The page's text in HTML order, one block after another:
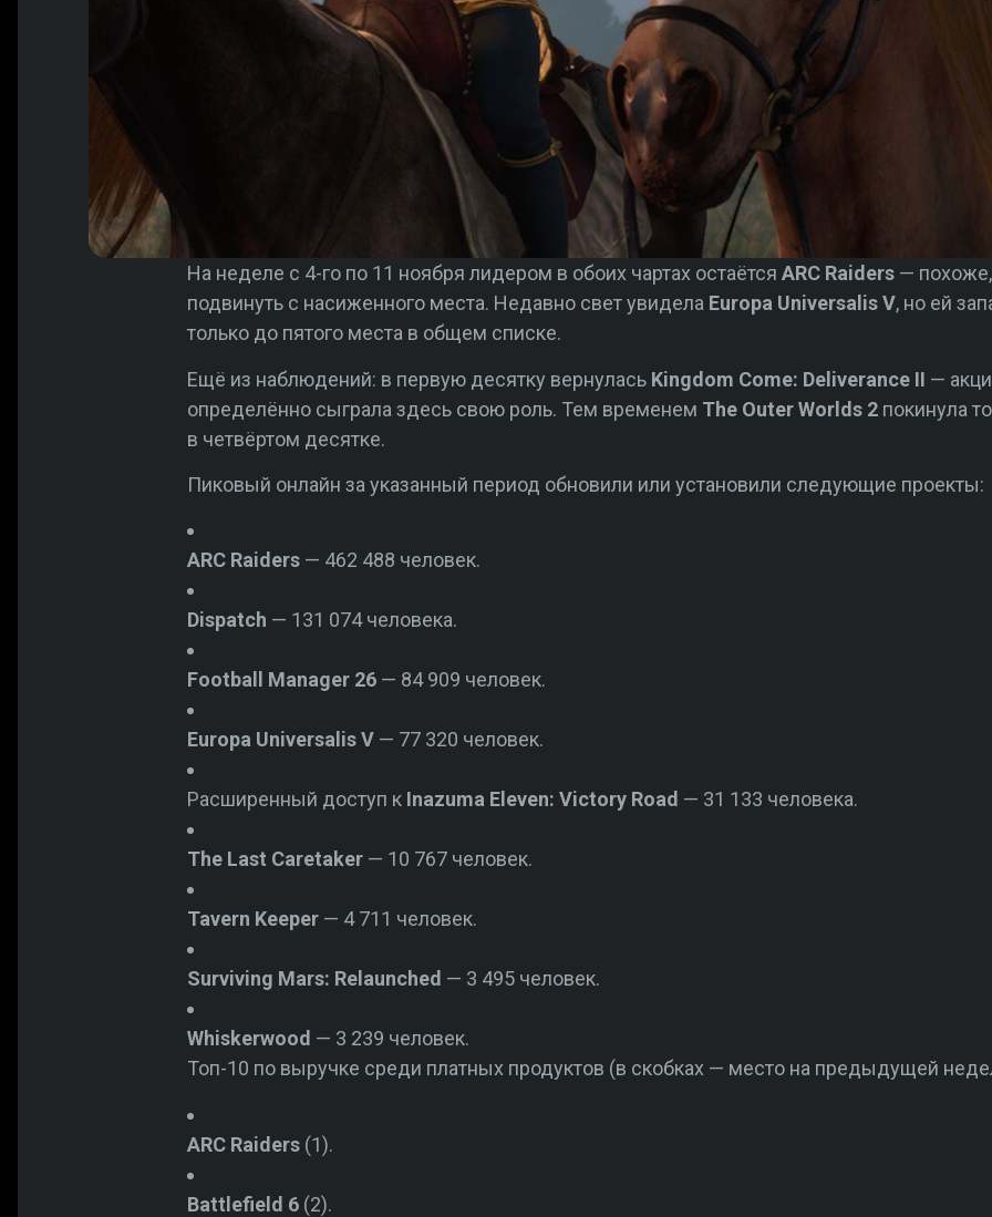
На неделе с 4-го по 11 ноября лидером в обоих чартах остаётся ARC Raiders— похоже,
подвинуть с насиженного места. Недавно свет увидела Europa Universalis V, но ей
только до пятого места в общем списке.
Ещё из наблюдений: в первую десятку вернулась Kingdom Come: Deliverance II —
определённо сыграла здесь свою роль. Тем временем The Outer Worlds 2покинула
в четвёртом десятке.
Пиковый онлайн за указанный период обновили или установили следующие проекты:
ARC Raiders — 462 488 человек.
Dispatch — 131 074 человека.
Football Manager 26— 84 909 человек.
Europa Universalis V— 77 320 человек.
Расширенный доступ к Inazuma Eleven: Victory Road — 31 133 человека.
The Last Caretaker— 10 767 человек.
Tavern Keeper— 4 711 человек.
Surviving Mars: Relaunched — 3 495 человек.
Whiskerwood — 3 239 человек.
Топ-10 по выручке среди платных продуктов (в скобках — место на предыдущей
ARC Raiders(1).
Battlefield 6(2).